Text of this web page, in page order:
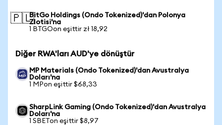
🇵🇱BitGo Holdings (Ondo Tokenized)'dan Polonya
Zlotisi'na
1 BTGOon eşittir zł 18,92
Diğer RWA'ları AUD'ye dönüştür
MP Materials (Ondo Tokenized)'dan Avustralya
Doları'na
1 MPon eşittir $68,33
SharpLink Gaming (Ondo Tokenized)'dan Avustralya
Doları'na
1 SBETon eşittir $8,97